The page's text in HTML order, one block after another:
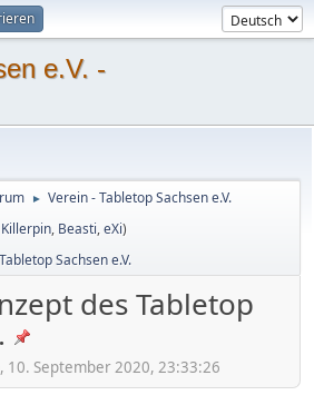
e.V. -
► Verein - Tabletop Sachsen e.V.
Killerpin, Beasti,eXi)
Sachsen e.V.
des Tabletop
10. September 2020, 23:33:26